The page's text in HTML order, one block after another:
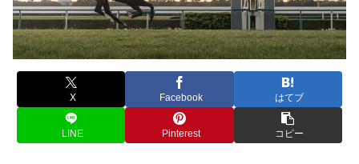
X Facebook はてブ
LINE Pinterest コピー